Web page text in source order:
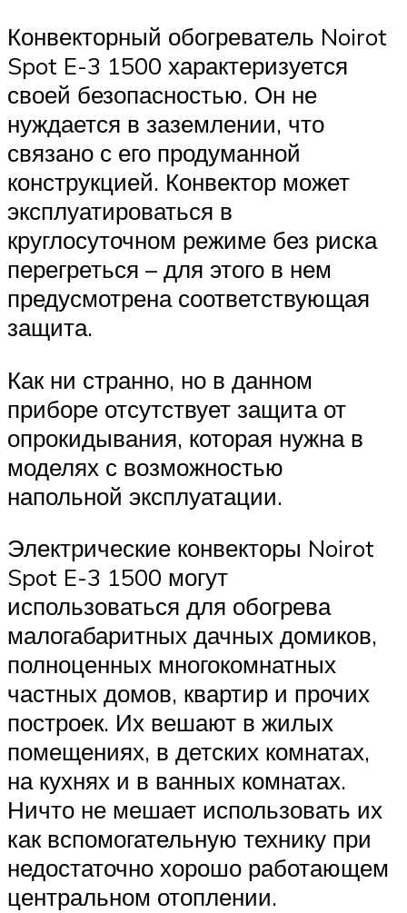
Конвекторный обогреватель Noirot
Spot E-3 1500 характеризуется
своей безопасностью. Он не
нуждается в заземлении, что
связано с его продуманной
конструкцией. Конвектор может
эксплуатироваться в
круглосуточном режиме без риска
перегреться – для этого в нем
предусмотрена соответствующая
защита.
Как ни странно, но в данном
приборе отсутствует защита от
опрокидывания, которая нужна в
моделях с возможностью
напольной эксплуатации.
Электрические конвекторы Noirot
Spot E-3 1500 могут
использоваться для обогрева
малогабаритных дачных домиков,
полноценных многокомнатных
частных домов, квартир и прочих
построек. Их вешают в жилых
помещениях, в детских комнатах,
на кухнях и в ванных комнатах.
Ничто не мешает использовать их
как вспомогательную технику при
недостаточно хорошо работающем
центральном отоплении.